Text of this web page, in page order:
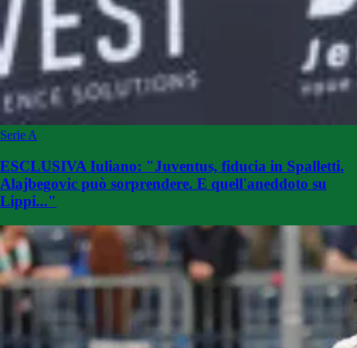
Serie A
ESCLUSIVA Iuliano: "Juventus, fiducia in Spalletti.
Alajbegovic può sorprendere. E quell'aneddoto su
Lippi..."